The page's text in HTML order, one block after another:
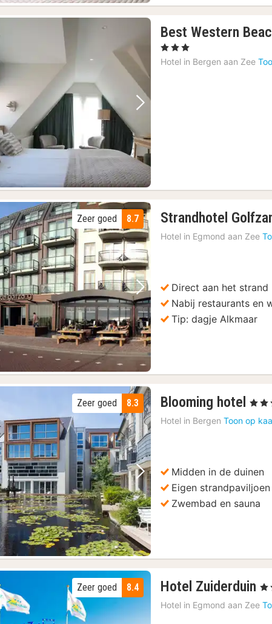
Vorige foto Volgende foto
Best Western
1
nacht
, 3 Sterren
Hotel in Bergen aan Zee
Vorige foto Volgende foto
8.7
Zeer goed Strandhotel
Hotel in Egmond aan Zee
Direct aan het strand
Nabij restaurants en
Tip: dagje Alkmaar
Vorige foto Volgende foto
8.3
Zeer goed Blooming hotel 1
, 4
Hotel in Bergen Toon op
Midden in de duinen
Eigen strandpaviljoen
Zwembad en sauna
8.4
Zeer goed Hotel Zuiderduin 1
, 4
Hotel in Egmond aan Zee